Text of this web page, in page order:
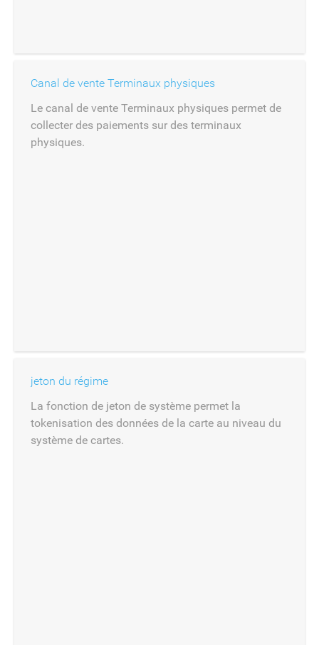
Canal de vente Terminaux physiques
Le canal de vente Terminaux physiques permet de
collecter des paiements sur des terminaux
physiques.
jeton du régime
La fonction de jeton de système permet la
tokenisation des données de la carte au niveau du
système de cartes.